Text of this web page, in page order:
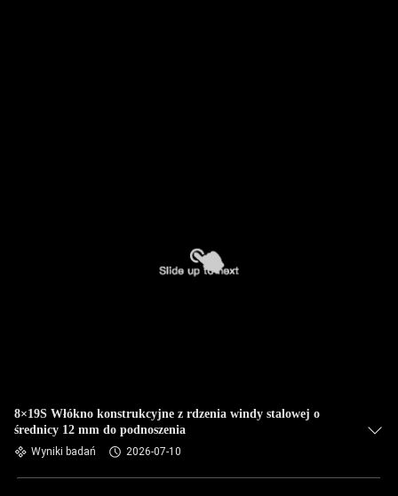
8×19S Włókno konstrukcyjne z rdzenia windy stalowej o
średnicy 12 mm do podnoszenia
Wyniki badań 2026-07-10